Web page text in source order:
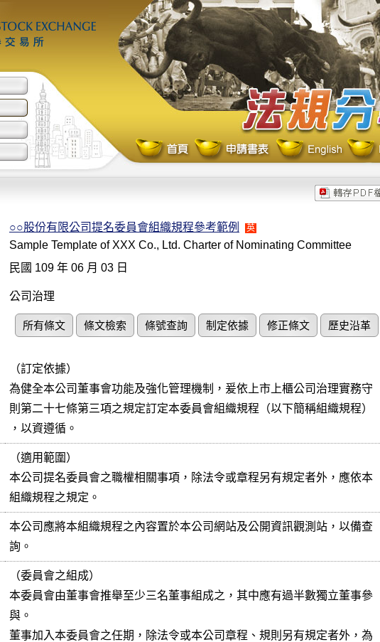
○○股份有限公司提名委員會組織規程參考範例 英
Sample Template of XXX Co., Ltd. Charter of Nominating Committee
民國 109 年 06 月 03 日
公司治理
所有條文 條文檢索 條號查詢 制定依據 修正條文 歷史沿革
（訂定依據）
為健全本公司董事會功能及強化管理機制，爰依上市上櫃公司治理實務守
則第二十七條第三項之規定訂定本委員會組織規程（以下簡稱組織規程）
，以資遵循。
（適用範圍）
本公司提名委員會之職權相關事項，除法令或章程另有規定者外，應依本
組織規程之規定。
本公司應將本組織規程之內容置於本公司網站及公開資訊觀測站，以備查
詢。
（委員會之組成）
本委員會由董事會推舉至少三名董事組成之，其中應有過半數獨立董事參
與。
董事加入本委員會之任期，除法令或本公司章程、規則另有規定者外，為